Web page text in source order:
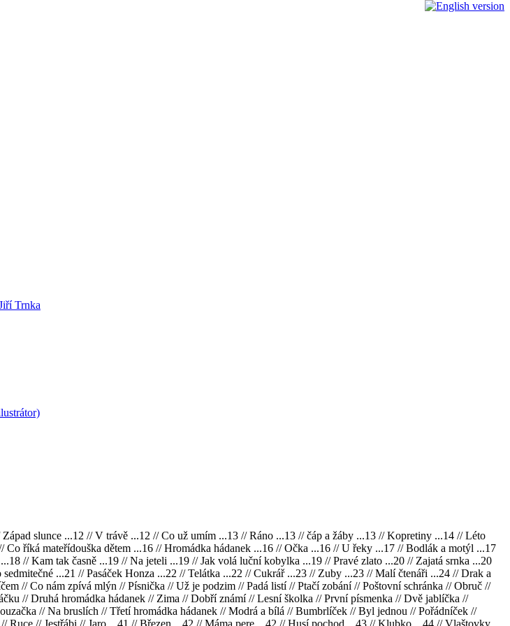
Trnka
slunce ...12 // V trávě ...12 // Co už umím ...13 // Ráno ...13 // čáp a žáby ...13 // Kopretiny ...14 // Léto
říká mateřídouška dětem ...16 // Hromádka hádanek ...16 // Očka ...16 // U řeky ...17 // Bodlák a motýl ...17
// Kam tak časně ...19 // Na jeteli ...19 // Jak volá luční kobylka ...19 // Pravé zlato ...20 // Zajatá srnka ...20
...21 // Pasáček Honza ...22 // Telátka ...22 // Cukrář ...23 // Zuby ...23 // Malí čtenáři ...24 // Drak a
// Co nám zpívá mlýn // Písnička // Už je podzim // Padá listí // Ptačí zobání // Poštovní schránka // Obruč //
// Druhá hromádka hádanek // Zima // Dobří známí // Lesní školka // První písmenka // Dvě jablíčka //
// Na bruslích // Třetí hromádka hádanek // Modrá a bílá // Bumbrlíček // Byl jednou // Pořádníček //
// Jestřábi // Jaro ...41 // Březen ...42 // Máma pere ...42 // Husí pochod ...43 // Klubko ...44 // Vlaštovky